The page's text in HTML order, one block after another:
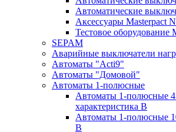
Автоматические
Аксессуары Masterpact
Тестовое оборудование
SEPAM
Аварийные выключатели
Автоматы "Acti9"
Автоматы "Домовой"
Автоматы 1-полюсные
Автоматы 1-полюсные
характеристика В
Автоматы 1-полюсные
B